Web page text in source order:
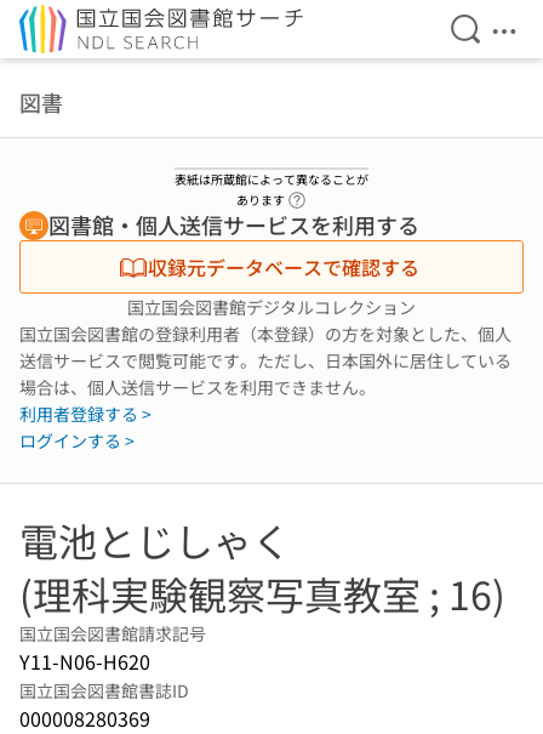
検索を
メ
図書
表紙は所蔵館によって異なることが
あります
図書館・個人送信サービスを利用する
収録元データベースで確認する
国立国会図書館デジタルコレクション
国立国会図書館の登録利用者（本登録）の方を対象とした、個人
送信サービスで閲覧可能です。ただし、日本国外に居住している
場合は、個人送信サービスを利用できません。
利用者登録する >
ログインする >
電池とじしゃく
(理科実験観察写真教室 ; 16)
国立国会図書館請求記号
Y11-N06-H620
国立国会図書館書誌ID
000008280369